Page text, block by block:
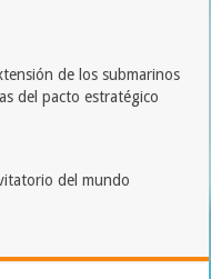
de los submarinos
del pacto estratégico
del mundo